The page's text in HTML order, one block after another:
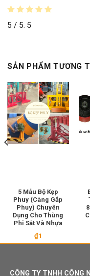
5 / 5. 5
SẢN PHẨM TƯƠNG
5 Mẫu Bộ Kẹp
Phuy (Càng Gắp
Phuy) Chuyên
Dụng Cho Thùng
Phi Sắt Và Nhựa
₫1
CÔNG TY TNHH CÔNG